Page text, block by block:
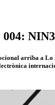
004:
arriba a Lo